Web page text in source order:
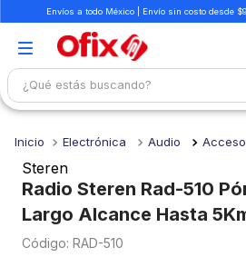
Envíos a todo México | Envío sin costo desde
¿Qué estás buscando?
Electrónica Audio
Steren
Radio Steren Rad-510
Largo Alcance Hasta
: RAD-510
1.
mochilas
2.
libretas
.
cuaderno
4.
colores